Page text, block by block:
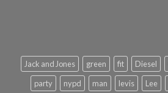
Diesel
fit
green
Jack and Jones
Lee
levis
man
nypd
party